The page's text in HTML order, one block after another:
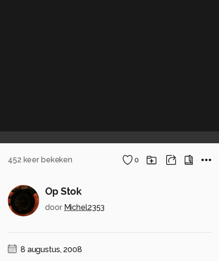
452 keer bekeken 0
Op Stok
door Michel2353
8 augustus, 2008